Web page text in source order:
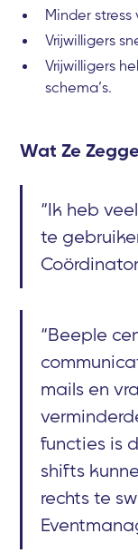
Minder
Vrijwilligers
Vrijwilligers
schema’s.
Wat Ze
“Ik heb
te
“Beeple
mails en
functies is
shifts
rechts te